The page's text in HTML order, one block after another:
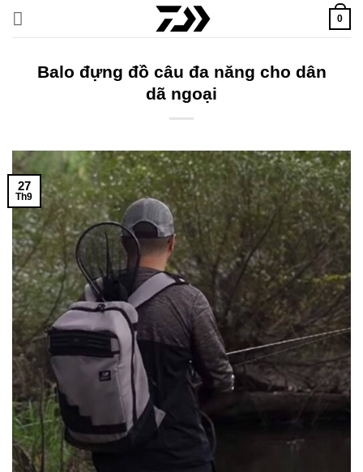
qua
0
Balo đựng đồ câu đa năng cho dân
dã ngoại
27
Th9